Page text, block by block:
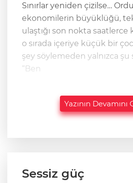
Sınırlar yeniden çizilse…
ekonomilerin büyüklüğü,
ulaştığı son nokta saatlerce
o sırada içeriye küçük bir
şey söylemeden yalnızca şu
“Ben
Yazının Devamını
Sessiz güç